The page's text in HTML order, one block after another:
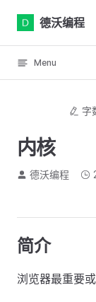
Skip to content
德沃编程
Menu
字
内核
德沃编程
简介
浏览器最重要